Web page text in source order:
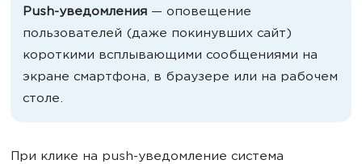
Push-уведомления — оповещение
пользователей (даже покинувших сайт)
короткими всплывающими сообщениями на
экране смартфона, в браузере или на рабочем
столе.
При клике на push-уведомление система